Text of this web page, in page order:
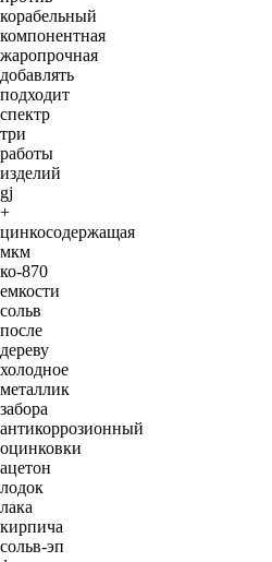
корабельный
компонентная
жаропрочная
добавлять
подходит
спектр
три
работы
изделий
gj
+
цинкосодержащая
мкм
ко-870
емкости
сольв
после
дереву
холодное
металлик
забора
антикоррозионный
оцинковки
ацетон
лодок
лака
кирпича
сольв-эп